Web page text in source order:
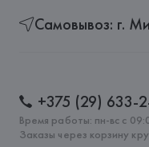
Самовывоз: г.
+375 (29) 633-
Время работы: пн-вс с
Заказы через корзину